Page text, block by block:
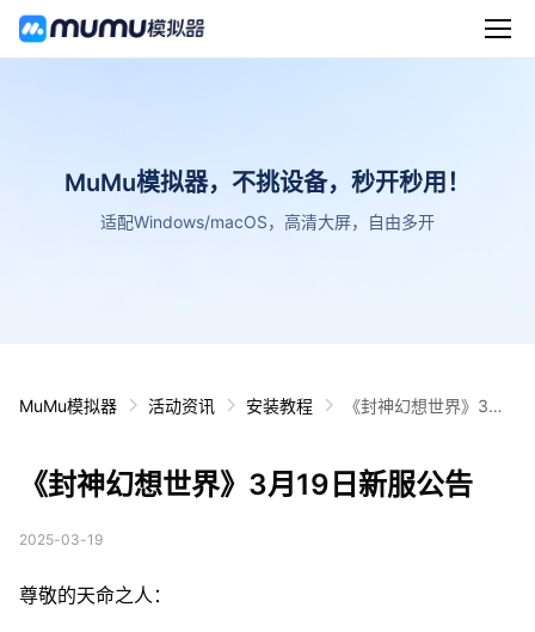
MuMu模拟器，不挑设备，秒开秒用！
适配Windows/macOS，高清大屏，自由多开
MuMu模拟器 活动资讯 安装教程
《封神幻想世界》3月1
《封神幻想世界》3月19日新服公告
2025-03-19
尊敬的天命之人：